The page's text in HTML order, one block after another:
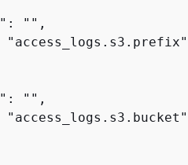
"",
"access_logs.s3.prefix"
"",
"access_logs.s3.bucket"